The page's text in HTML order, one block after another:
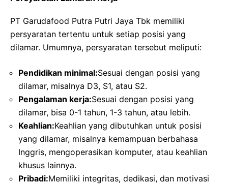
PT Garudafood Putra Putri Jaya Tbk memiliki
persyaratan tertentu untuk setiap posisi yang
dilamar. Umumnya, persyaratan tersebut meliputi:
Pendidikan minimal:Sesuai dengan posisi yang
dilamar, misalnya D3, S1, atau S2.
Pengalaman kerja:Sesuai dengan posisi yang
dilamar, bisa 0-1 tahun, 1-3 tahun, atau lebih.
Keahlian:Keahlian yang dibutuhkan untuk posisi
yang dilamar, misalnya kemampuan berbahasa
Inggris, mengoperasikan komputer, atau keahlian
khusus lainnya.
Pribadi:Memiliki integritas, dedikasi, dan motivasi